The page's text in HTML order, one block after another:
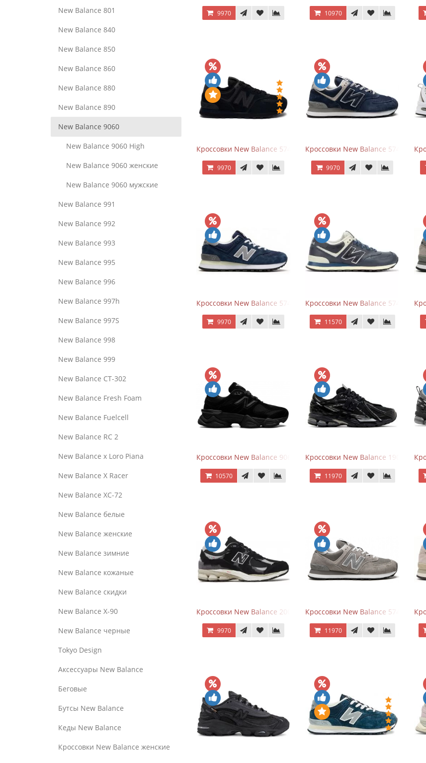
New Balance 801
New Balance 840
New Balance 850
New Balance 860
New Balance 880
New Balance 890
New Balance 9060
New Balance 9060 High
New Balance 9060 женские
New Balance 9060 мужские
New Balance 991
New Balance 992
New Balance 993
New Balance 995
New Balance 996
New Balance 997h
New Balance 997S
New Balance 998
New Balance 999
New Balance CT-302
New Balance Fresh Foam
New Balance Fuelcell
New Balance RC 2
New Balance x Loro Piana
New Balance X Racer
New Balance XC-72
New Balance белые
New Balance женские
New Balance зимние
New Balance кожаные
New Balance скидки
New Balance Х-90
New Balance черные
Tokyo Design
Аксессуары New Balance
Беговые
Бутсы New Balance
Кеды New Balance
Кроссовки New Balance женские
9970 10970
Кроссовки New Balance 574 All Black
9970
Кроссовки New Balance 574 Navy
9970
Кроссовки New Balance 574 Classic Blue Grey
9970
Кроссовки New Balance 574
11570
Кроссовки New Balance 9060 Triple Black
10570
Кроссовки New Balance 1906A
11970
Кроссовки New Balance 2002R Protection Pack Black Grey
9970
Кроссовки New Balance 574 Grey
11970